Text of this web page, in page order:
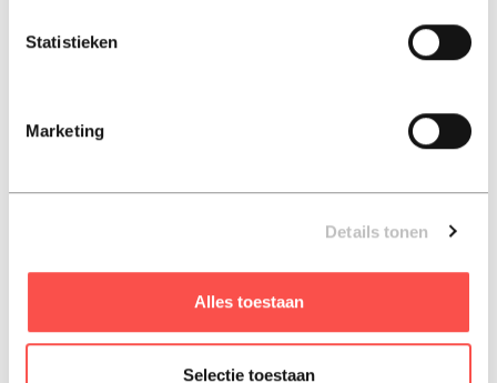
Statistieken
Marketing
Details tonen
Alles toestaan
Selectie toestaan
€ 9,95
cor swanenberg
€ 12,95